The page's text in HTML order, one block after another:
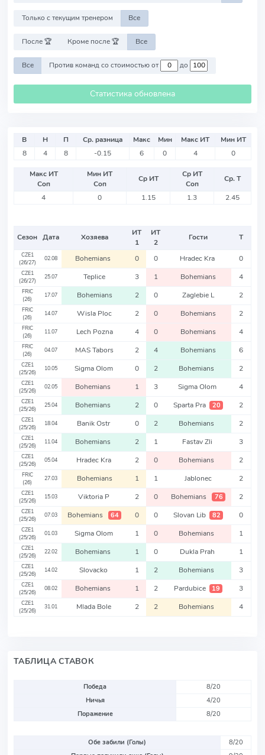
Только с текущим тренером Все
После 🏆 Кроме после 🏆 Все
Все Против команд со стоимостью от до
Статистика обновлена
В Н П Ср. разница Макс Мин Макс ИТ
Мин ИТ
8
4 8 -0.15 6 0 4 0
Макс ИТ
Соп
Мин ИТ
Соп
Ср ИТ
Ср ИТ
Соп
Ср. Т
4
0 1.15 1.3 2.45
Сезон Дата Хозяева
ИТ
1
ИТ
2
Гости Т
CZE1
(26/27)
02.08 Bohemians 0 0 Hradec Kra 0
CZE1
(26/27)
25.07 Teplice 3 1 Bohemians 4
FRIC
(26)
17.07 Bohemians 2 0 Zaglebie L 2
FRIC
(26)
14.07 Wisla Ploc 2 0 Bohemians 2
FRIC
(26)
11.07 Lech Pozna 4 0 Bohemians 4
FRIC
(26)
04.07 MAS Tabors 2 4 Bohemians 6
CZE1
(25/26)
10.05 Sigma Olom 0 2 Bohemians 2
CZE1
(25/26)
02.05 Bohemians 1 3 Sigma Olom 4
CZE1
(25/26)
25.04 Bohemians 2 0 Sparta Pra 20 2
CZE1
(25/26)
18.04 Banik Ostr 0 2 Bohemians 2
CZE1
(25/26)
11.04 Bohemians 2 1 Fastav Zli 3
CZE1
(25/26)
05.04 Hradec Kra 2 0 Bohemians 2
FRIC
(26)
27.03 Bohemians 1 1 Jablonec 2
CZE1
(25/26)
15.03 Viktoria P 2 0 Bohemians 76 2
CZE1
(25/26)
07.03 Bohemians 64 0 0 Slovan Lib 82 0
CZE1
(25/26)
01.03 Sigma Olom 1 0 Bohemians 1
CZE1
(25/26)
22.02 Bohemians 1 0 Dukla Prah 1
CZE1
(25/26)
14.02 Slovacko 1 2 Bohemians 3
CZE1
(25/26)
08.02 Bohemians 1 2 Pardubice 19 3
CZE1
(25/26)
31.01 Mlada Bole 2 2 Bohemians 4
ТАБЛИЦА СТАВОК
Победа
8/20
Ничья
4/20
Поражение
8/20
Обе забили (Голы)
8/20